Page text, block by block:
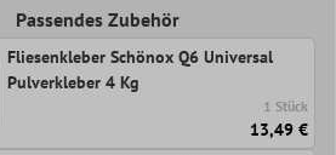
Passendes Zubehör
Fliesenkleber Schönox Q6 Universal
Pulverkleber 4 Kg
1 Stück
13,49 €